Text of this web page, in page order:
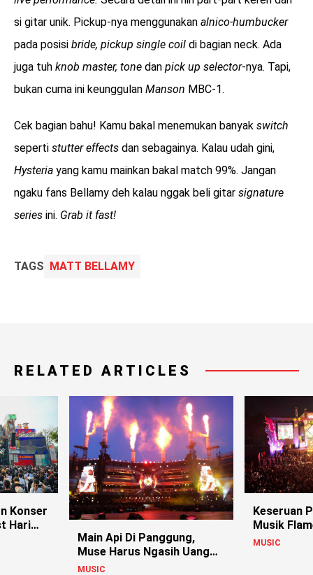
si gitar unik. Pickup-nya menggunakan alnico-humbucker
pada posisi bride, pickup single coil di bagian neck. Ada
juga tuh knob master, tone dan pick up selector-nya. Tapi,
bukan cuma ini keunggulan Manson MBC-1.
Cek bagian bahu! Kamu bakal menemukan banyak switch
seperti stutter effects dan sebagainya. Kalau udah gini,
Hysteria yang kamu mainkan bakal match 99%. Jangan
ngaku fans Bellamy deh kalau nggak beli gitar signature
series ini. Grab it fast!
TAGS MATT BELLAMY
RELATED ARTICLES
Konser
Hari
Main Api Di Panggung,
Muse Harus Ngasih Uang
Suap?!
MUSIC
Keseruan
Musik
MUSIC